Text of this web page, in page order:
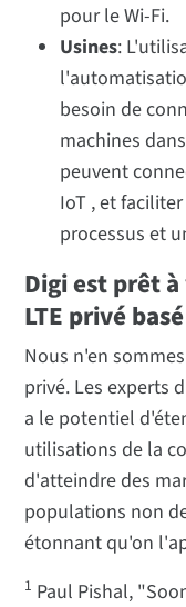
pour le Wi-Fi.
Usines:
besoin de
machines
peuvent
IoT , et
processus et
Digi est prêt
LTE privé
Nous n'en
privé. Les experts
a le potentiel
utilisations de la
d'atteindre des
populations non
étonnant qu'on
1 Paul Pishal,